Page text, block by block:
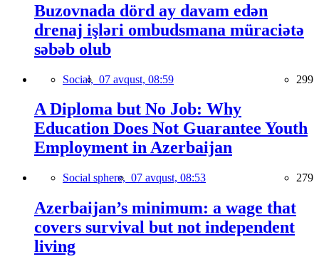
Buzovnada dörd ay davam edən
drenaj işləri ombudsmana müraciətə
səbəb olub
Social, 07 avqust, 08:59 299
A Diploma but No Job: Why
Education Does Not Guarantee Youth
Employment in Azerbaijan
Social sphere, 07 avqust, 08:53 279
Azerbaijan’s minimum: a wage that
covers survival but not independent
living